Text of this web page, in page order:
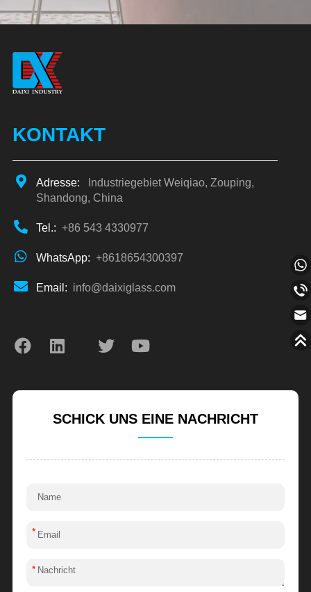
KONTAKT
Adresse:
Industriegebiet Weiqiao, Zouping,
Shandong, China
Tel.: +86 543 4330977
WhatsApp: +8618654300397
Email: info@daixiglass.com
SCHICK UNS EINE NACHRICHT
*
*